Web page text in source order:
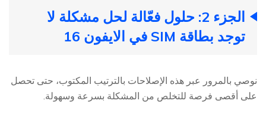
الجزء 2: حلول فعّالة لحل مشكلة لا
توجد بطاقة SIM في الايفون 16
نوصي بالمرور عبر هذه الإصلاحات بالترتيب المكتوب، حتى تحصل
على أقصى فرصة للتخلص من المشكلة بسرعة وسهولة.